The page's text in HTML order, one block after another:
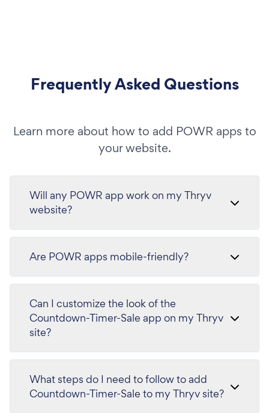
Frequently Asked Questions
Learn more about how to add POWR apps to
your website.
Will any POWR app work on my Thryv
website?
Are POWR apps mobile-friendly?
Can I customize the look of the
Countdown-Timer-Sale app on my Thryv
site?
What steps do I need to follow to add
Countdown-Timer-Sale to my Thryv site?